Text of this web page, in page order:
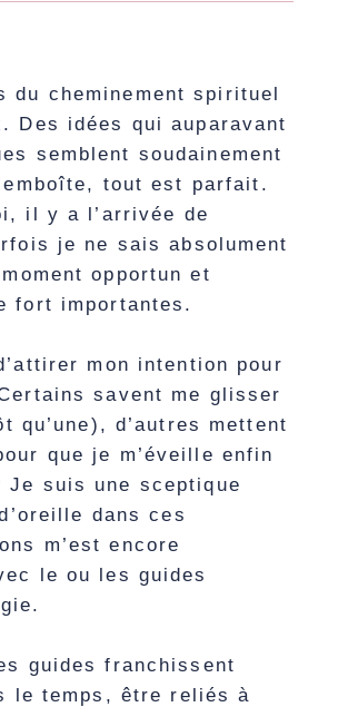
du cheminement spirituel
Des idées qui auparavant
semblent soudainement
tout est parfait.
il y a l’arrivée de
je ne sais absolument
opportun et
fort importantes.
mon intention pour
savent me glisser
qu’une), d’autres mettent
que je m’éveille enfin
Je suis une sceptique
dans ces
m’est encore
le ou les guides
guides franchissent
le temps, être reliés à